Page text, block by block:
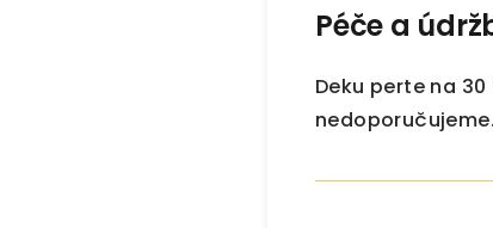
Péče a
Deku perte na